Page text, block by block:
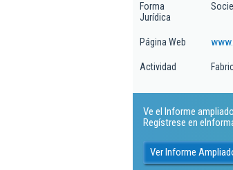
Forma
Jurídica
Página Web
Actividad
Ve el Informe
Regístrese en
Ver Informe